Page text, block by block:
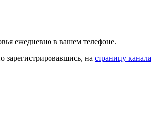
ежедневно в вашем телефоне.
зарегистрировавшись, на страницу канала